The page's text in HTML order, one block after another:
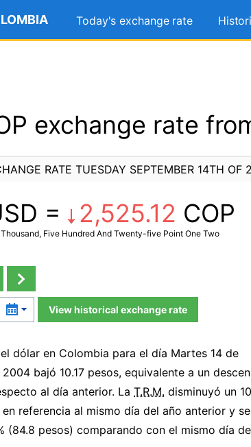
Today's exchange rate
exchange rate
RATE TUESDAY SEPTEMBER 14TH OF
= 2,525.12 COP
Five Hundred And Twenty-five Point One Two
View historical exchange rate
dólar en Colombia para el día Martes 14 de
bajó 10.17 pesos, equivalente a un
al día anterior. La T.R.M. disminuyó un
referencia al mismo día del año anterior y se
(84.8 pesos) comparando con el mismo día